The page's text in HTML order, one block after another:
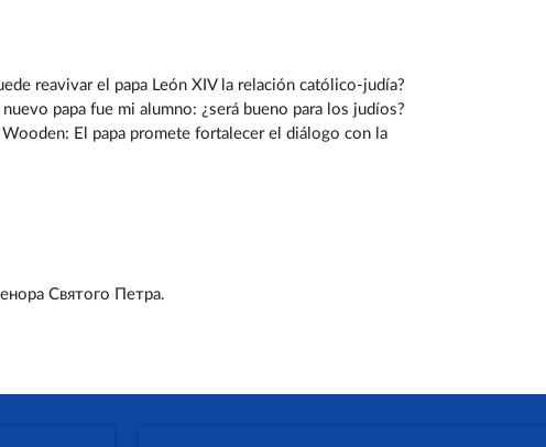
reavivar el papa León XIV la relación católico-judía?
papa fue mi alumno: ¿será bueno para los judíos?
El papa promete fortalecer el diálogo con la
Святого Петра.